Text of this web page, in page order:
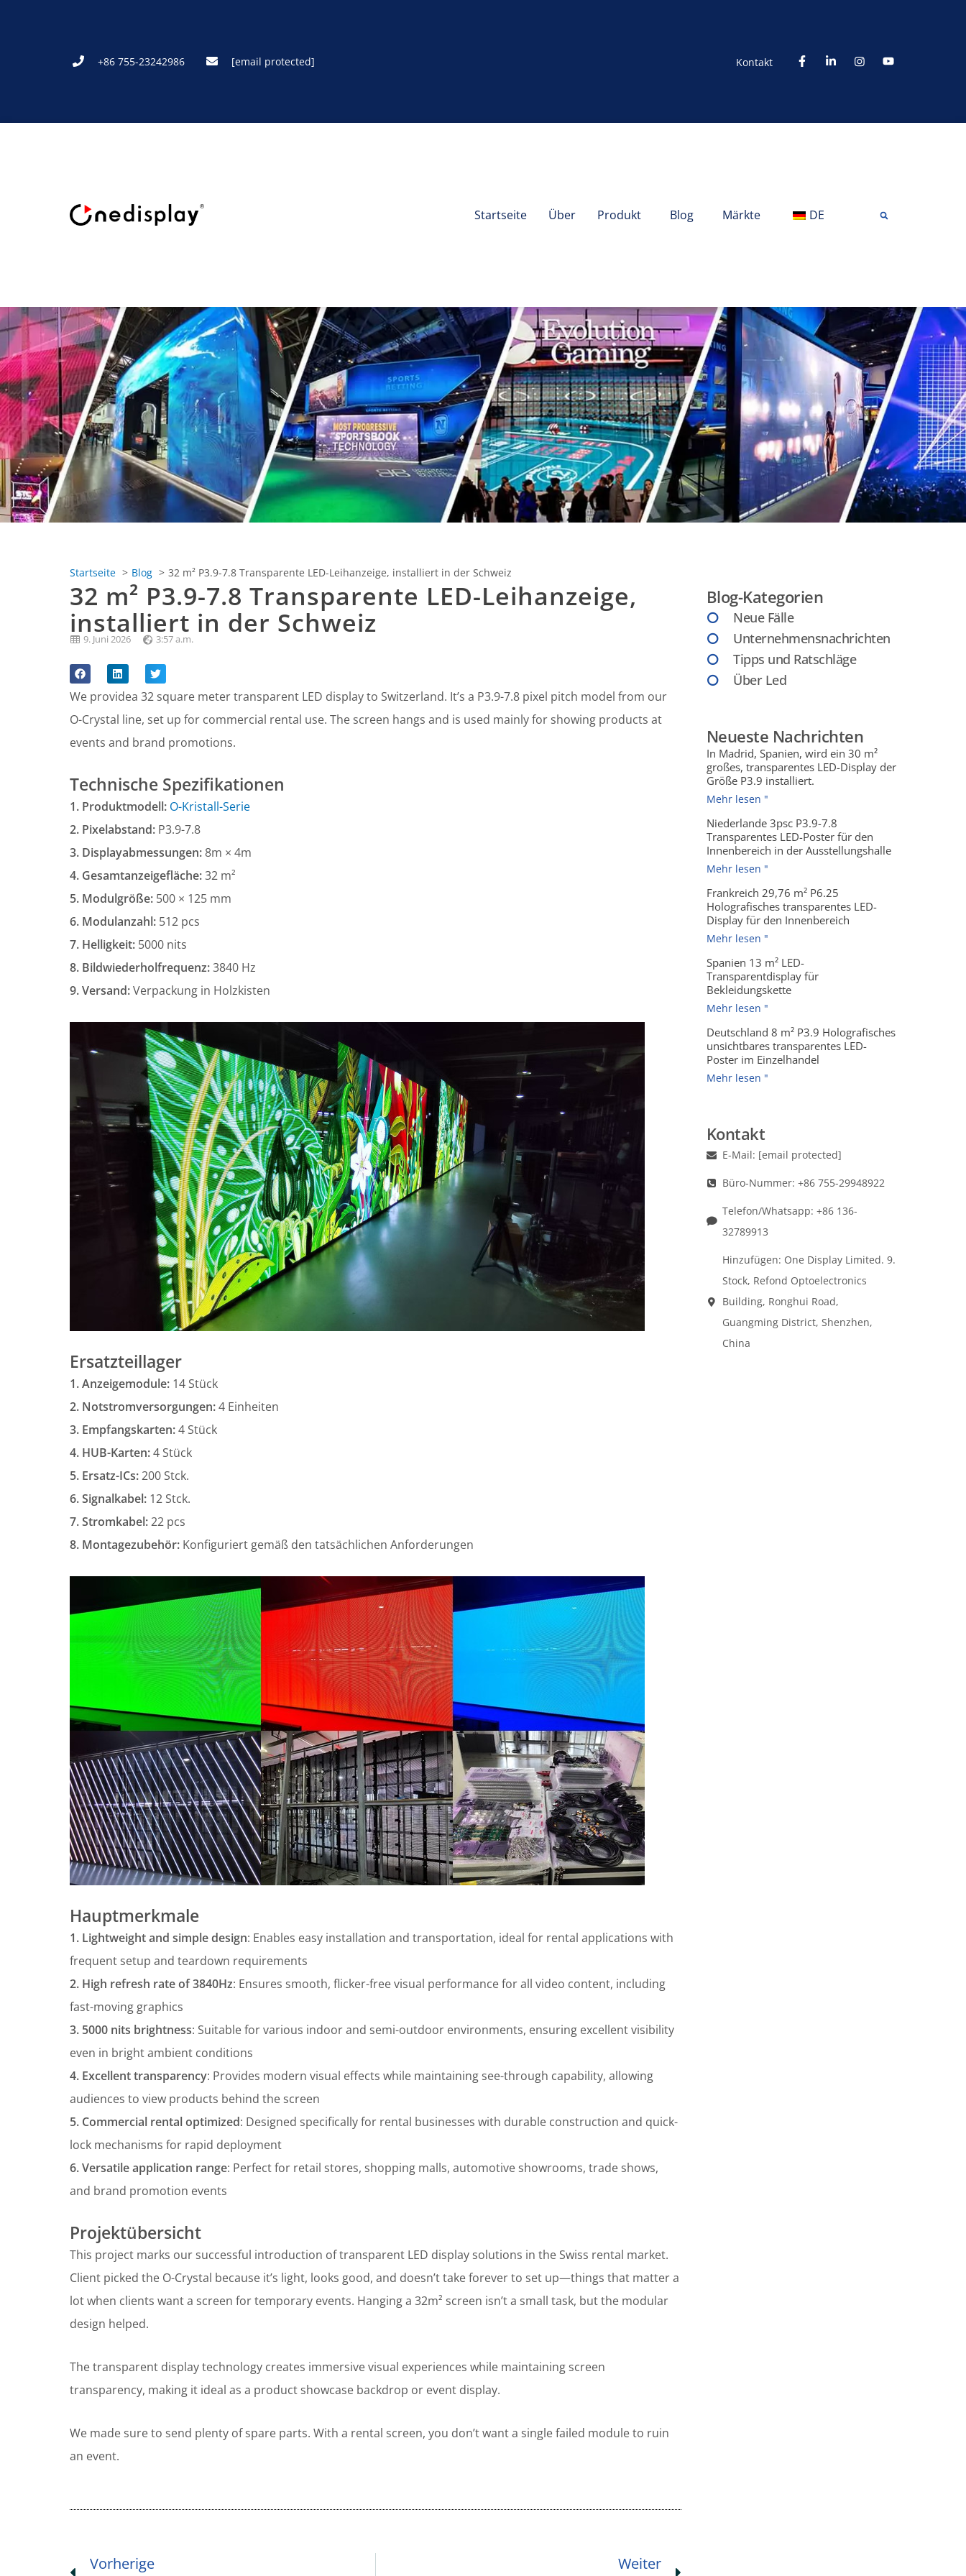
+86 755-23242986 [email protected] Kontakt
Startseite Über Produkt Blog Märkte DE
Startseite Blog 32 m² P3.9-7.8 Transparente LED-Leihanzeige, installiert in der Schweiz
32 m² P3.9-7.8 Transparente LED-Leihanzeige,
installiert in der Schweiz
9. Juni 2026 3:57 a.m.
We providea 32 square meter transparent LED display to Switzerland. It’s a P3.9-7.8 pixel pitch model from our
O-Crystal line, set up for commercial rental use. The screen hangs and is used mainly for showing products at
events and brand promotions.
Technische Spezifikationen
1. Produktmodell: O-Kristall-Serie
2. Pixelabstand: P3.9-7.8
3. Displayabmessungen:8m × 4m
4. Gesamtanzeigefläche:32 m²
5. Modulgröße: 500 × 125 mm
6. Modulanzahl: 512 pcs
7. Helligkeit: 5000 nits
8. Bildwiederholfrequenz:3840 Hz
9. Versand:Verpackung in Holzkisten
Ersatzteillager
1. Anzeigemodule: 14 Stück
2. Notstromversorgungen:4 Einheiten
3. Empfangskarten:4 Stück
4. HUB-Karten:4 Stück
5. Ersatz-ICs:200 Stck.
6. Signalkabel: 12 Stck.
7. Stromkabel:22 pcs
8. Montagezubehör: Konfiguriert gemäß den tatsächlichen Anforderungen
Hauptmerkmale
1. Lightweight and simple design: Enables easy installation and transportation, ideal for rental applications with
frequent setup and teardown requirements
2. High refresh rate of 3840Hz: Ensures smooth, flicker-free visual performance for all video content, including
fast-moving graphics
3. 5000 nits brightness: Suitable for various indoor and semi-outdoor environments, ensuring excellent visibility
even in bright ambient conditions
4. Excellent transparency: Provides modern visual effects while maintaining see-through capability, allowing
audiences to view products behind the screen
5. Commercial rental optimized: Designed specifically for rental businesses with durable construction and quick-
lock mechanisms for rapid deployment
6. Versatile application range: Perfect for retail stores, shopping malls, automotive showrooms, trade shows,
and brand promotion events
Projektübersicht
This project marks our successful introduction of transparent LED display solutions in the Swiss rental market.
Client picked the O-Crystal because it’s light, looks good, and doesn’t take forever to set up—things that matter a
lot when clients want a screen for temporary events. Hanging a 32m² screen isn’t a small task, but the modular
design helped.
The transparent display technology creates immersive visual experiences while maintaining screen
transparency, making it ideal as a product showcase backdrop or event display.
We made sure to send plenty of spare parts. With a rental screen, you don’t want a single failed module to ruin
an event.
Vorherige Weiter
Blog-Kategorien
Neue Fälle
Unternehmensnachrichten
Tipps und Ratschläge
Über Led
Neueste Nachrichten
In Madrid, Spanien, wird ein 30 m²
großes, transparentes LED-Display der
Größe P3.9 installiert.
Mehr lesen "
Niederlande 3psc P3.9-7.8
Transparentes LED-Poster für den
Innenbereich in der Ausstellungshalle
Mehr lesen "
Frankreich 29,76 m² P6.25
Holografisches transparentes LED-
Display für den Innenbereich
Mehr lesen "
Spanien 13 m² LED-
Transparentdisplay für
Bekleidungskette
Mehr lesen "
Deutschland 8 m² P3.9 Holografisches
unsichtbares transparentes LED-
Poster im Einzelhandel
Mehr lesen "
Kontakt
E-Mail: [email protected]
Büro-Nummer: +86 755-29948922
Telefon/Whatsapp: +86 136-
32789913
Hinzufügen: One Display Limited. 9.
Stock, Refond Optoelectronics
Building, Ronghui Road,
Guangming District, Shenzhen,
China